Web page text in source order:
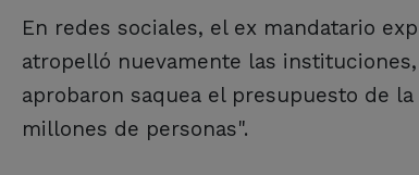
En redes sociales, el ex mandatario
atropelló nuevamente las
aprobaron saquea el presupuesto de
millones de personas".